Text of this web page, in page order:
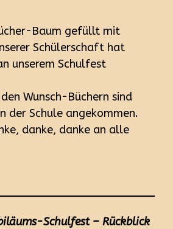
Baum gefüllt mit
Schülerschaft hat
unserem Schulfest
Wunsch-Büchern sind
der Schule angekommen.
danke, danke an alle
Schulfest – Rückblick